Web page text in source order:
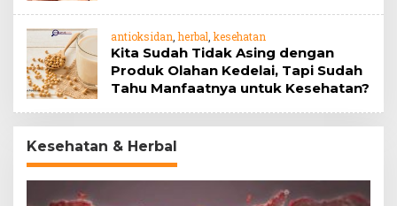
antioksidan ,herbal kesehatan
Kita Sudah Tidak Asing dengan
Produk Olahan Kedelai, Tapi Sudah
Tahu Manfaatnya untuk Kesehatan?
Kesehatan & Herbal